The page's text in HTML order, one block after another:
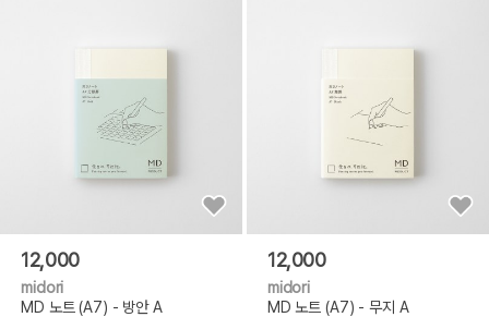
12,000
midori
MD 노트 (A7) - 방안 A
12,000
midori
MD 노트 (A7) - 무지 A